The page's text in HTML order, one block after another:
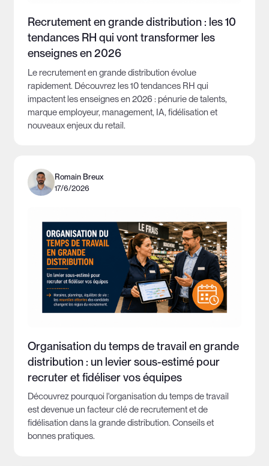
Recrutement en grande distribution : les 10
tendances RH qui vont transformer les
enseignes en 2026
Le recrutement en grande distribution évolue
rapidement. Découvrez les 10 tendances RH qui
impactent les enseignes en 2026 : pénurie de talents,
marque employeur, management, IA, fidélisation et
nouveaux enjeux du retail.
Romain Breux
17/6/2026
Organisation du temps de travail en grande
distribution : un levier sous-estimé pour
recruter et fidéliser vos équipes
Découvrez pourquoi l'organisation du temps de travail
est devenue un facteur clé de recrutement et de
fidélisation dans la grande distribution. Conseils et
bonnes pratiques.